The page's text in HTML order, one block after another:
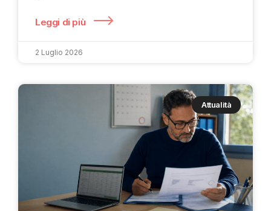
Leggi di più
2 Luglio 2026
Attualità